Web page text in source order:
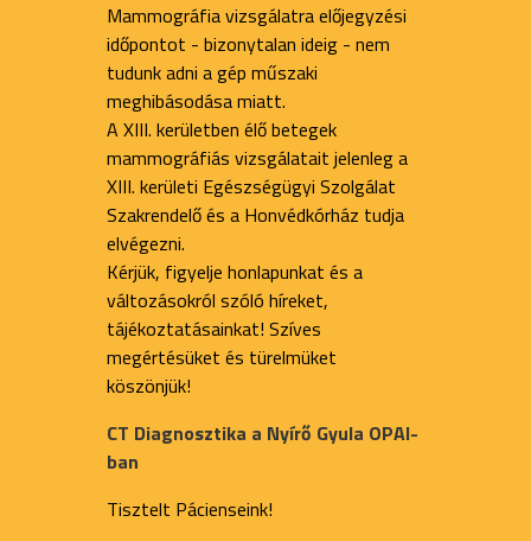
Mammográfia vizsgálatra előjegyzési
időpontot - bizonytalan ideig - nem
tudunk adni a gép műszaki
meghibásodása miatt.
A XIII. kerületben élő betegek
mammográfiás vizsgálatait jelenleg a
XIII. kerületi Egészségügyi Szolgálat
Szakrendelő és a Honvédkórház tudja
elvégezni.
Kérjük, figyelje honlapunkat és a
változásokról szóló híreket,
tájékoztatásainkat! Szíves
megértésüket és türelmüket
köszönjük!
CT Diagnosztika a Nyírő Gyula OPAI-
ban
Tisztelt Pácienseink!